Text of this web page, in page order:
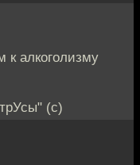
к алкоголизму
(с)